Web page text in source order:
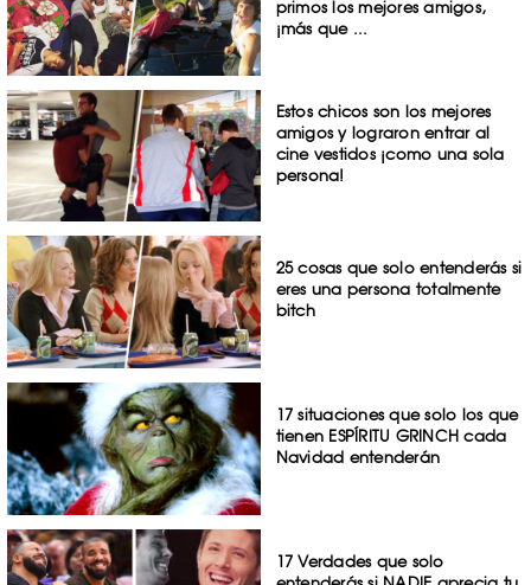
primos los mejores amigos,
¡más que ...
Estos chicos son los mejores
amigos y lograron entrar al
cine vestidos ¡como una sola
persona!
25 cosas que solo entenderás si
eres una persona totalmente
bitch
17 situaciones que solo los que
tienen ESPÍRITU GRINCH cada
Navidad entenderán
17 Verdades que solo